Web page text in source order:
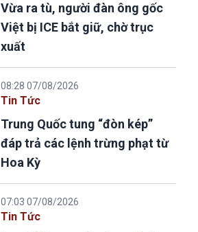
Vừa ra tù, người đàn ông gốc
Việt bị ICE bắt giữ, chờ trục
xuất
08:28 07/08/2026
Tin Tức
Trung Quốc tung “đòn kép”
đáp trả các lệnh trừng phạt từ
Hoa Kỳ
07:03 07/08/2026
Tin Tức